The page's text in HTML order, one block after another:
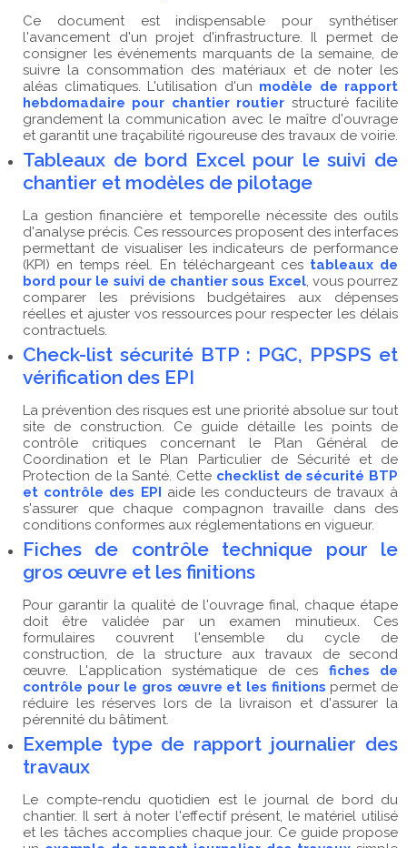
Ce document est indispensable pour synthétiser
l'avancement d'un projet d'infrastructure. Il permet de
consigner les événements marquants de la semaine, de
suivre la consommation des matériaux et de noter les
aléas climatiques. L'utilisation d'un modèle de rapport
hebdomadaire pour chantier routier structuré facilite
grandement la communication avec le maître d'ouvrage
et garantit une traçabilité rigoureuse des travaux de voirie.
Tableaux de bord Excel pour le suivi de
chantier et modèles de pilotage
La gestion financière et temporelle nécessite des outils
d'analyse précis. Ces ressources proposent des interfaces
permettant de visualiser les indicateurs de performance
(KPI) en temps réel. En téléchargeant ces tableaux de
bord pour le suivi de chantier sous Excel, vous pourrez
comparer les prévisions budgétaires aux dépenses
réelles et ajuster vos ressources pour respecter les délais
contractuels.
Check-list sécurité BTP : PGC, PPSPS et
vérification des EPI
La prévention des risques est une priorité absolue sur tout
site de construction. Ce guide détaille les points de
contrôle critiques concernant le Plan Général de
Coordination et le Plan Particulier de Sécurité et de
Protection de la Santé. Cette checklist de sécurité BTP
et contrôle des EPI aide les conducteurs de travaux à
s'assurer que chaque compagnon travaille dans des
conditions conformes aux réglementations en vigueur.
Fiches de contrôle technique pour le
gros œuvre et les finitions
Pour garantir la qualité de l'ouvrage final, chaque étape
doit être validée par un examen minutieux. Ces
formulaires couvrent l'ensemble du cycle de
construction, de la structure aux travaux de second
œuvre. L'application systématique de ces fiches de
contrôle pour le gros œuvre et les finitions permet de
réduire les réserves lors de la livraison et d'assurer la
pérennité du bâtiment.
Exemple type de rapport journalier des
travaux
Le compte-rendu quotidien est le journal de bord du
chantier. Il sert à noter l'effectif présent, le matériel utilisé
et les tâches accomplies chaque jour. Ce guide propose